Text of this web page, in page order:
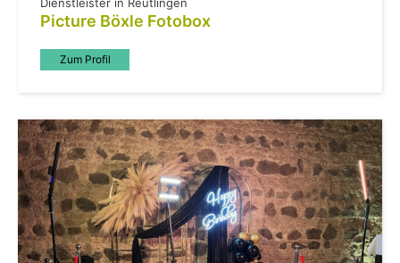
Dienstleister in Reutlingen
Picture Böxle Fotobox
Zum Profil